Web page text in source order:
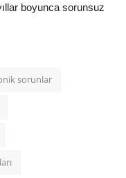
boyunca sorunsuz
sorunlar